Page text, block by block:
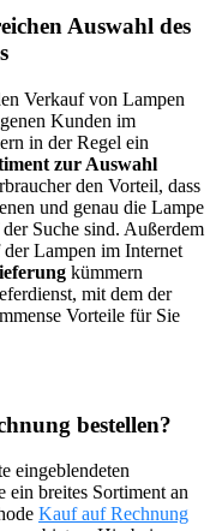
AGB
Auswahl des
Verkauf von Lampen
Kunden im
in der Regel ein
zur Auswahl
den Vorteil, dass
und genau die Lampe
Suche sind. Außerdem
Lampen im Internet
kümmern
mit dem der
Vorteile für Sie
bestellen?
eingeblendeten
ein breites Sortiment an
Kauf auf Rechnung